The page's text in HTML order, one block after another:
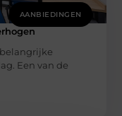
AANBIEDINGEN
Een van de